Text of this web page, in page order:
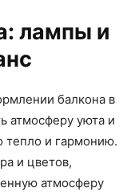
лампы и
балкона в
атмосферу уюта и
тепло и гармонию.
и цветов,
атмосферу